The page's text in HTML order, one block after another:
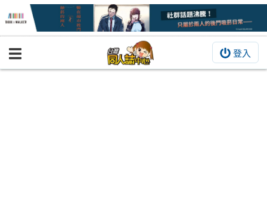
登入
BOOKY書集倉庫